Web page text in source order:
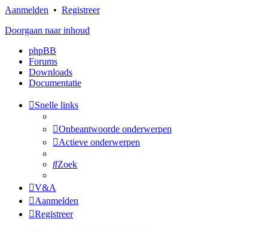
Aanmelden • Registreer
Doorgaan naar inhoud
phpBB
Forums
Downloads
Documentatie
Snelle links
Onbeantwoorde onderwerpen
Actieve onderwerpen
Zoek
V&A
Aanmelden
Registreer